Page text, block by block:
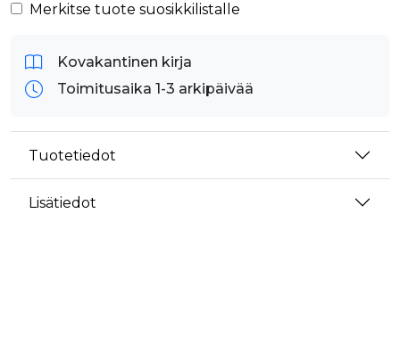
Merkitse tuote suosikkilistalle
Kovakantinen kirja
Toimitusaika 1-3 arkipäivää
Tuotetiedot
Lisätiedot